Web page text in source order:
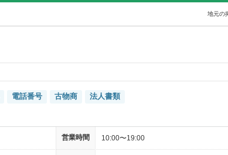
地元の
電話番号 古物商 法人書類
営業時間
10:00〜19:00